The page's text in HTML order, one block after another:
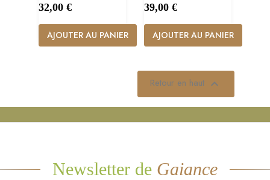
Prix
32,00 €
AJOUTER AU PANIER
Prix
39,00 €
AJOUTER AU PANIER
Retour en haut 
Newsletter de Gaiance